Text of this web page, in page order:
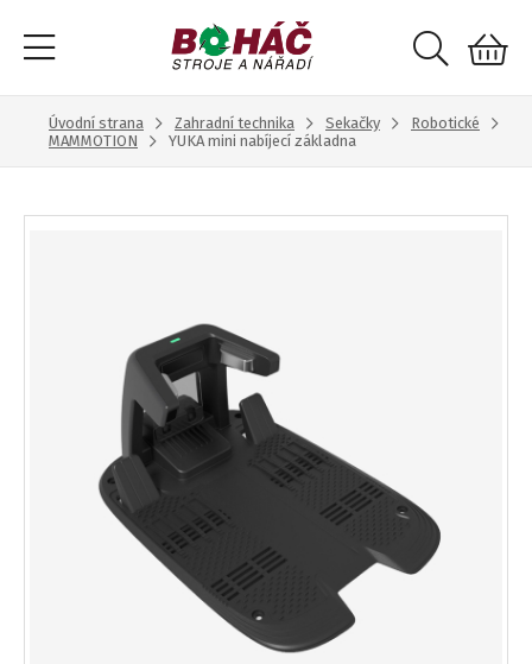
Úvodní strana Zahradní technika Sekačky
Robotické
MAMMOTION
YUKA mini nabíjecí základna